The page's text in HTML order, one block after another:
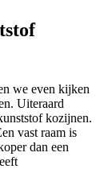
we even kijken
Uiteraard
kozijnen.
vast raam is
dan een